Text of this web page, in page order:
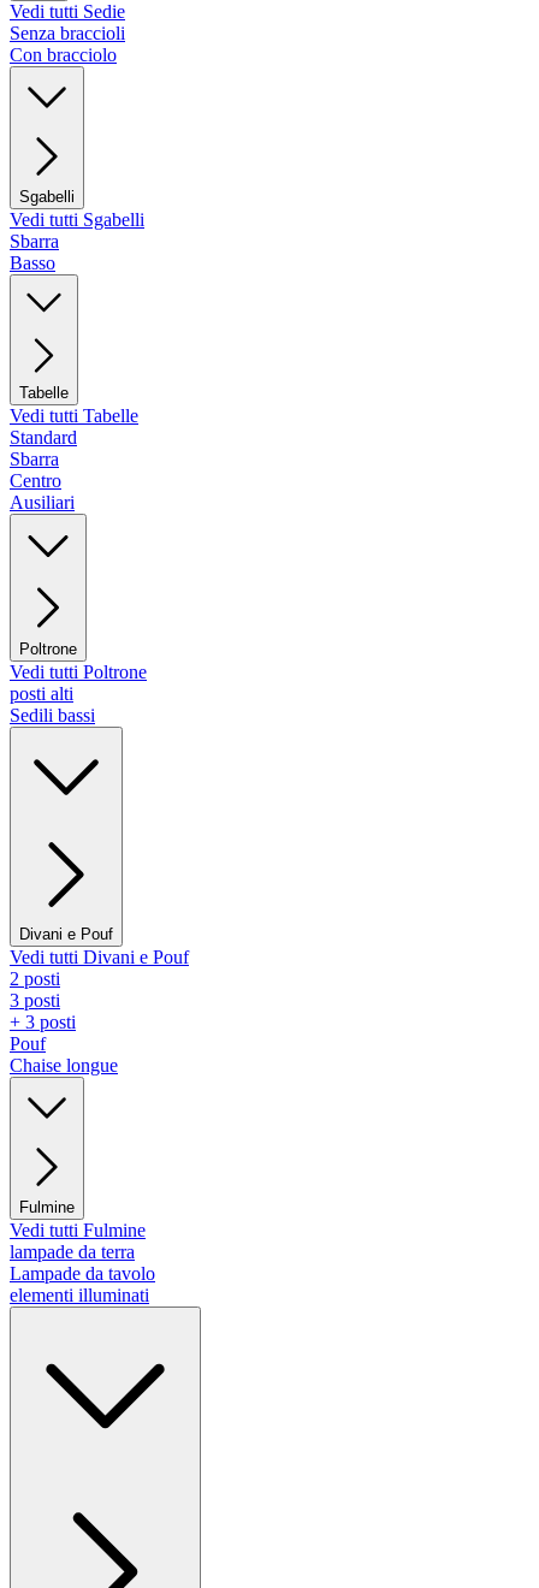
Vedi tutti Sedie
Senza braccioli
Con bracciolo
Sgabelli
Vedi tutti Sgabelli
Sbarra
Basso
Tabelle
Vedi tutti Tabelle
Standard
Sbarra
Centro
Ausiliari
Poltrone
Vedi tutti Poltrone
posti alti
Sedili bassi
Divani e Pouf
Vedi tutti Divani e Pouf
2 posti
3 posti
+ 3 posti
Pouf
Chaise longue
Fulmine
Vedi tutti Fulmine
lampade da terra
Lampade da tavolo
elementi illuminati